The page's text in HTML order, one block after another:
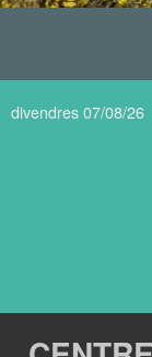
divendres 07/08/26